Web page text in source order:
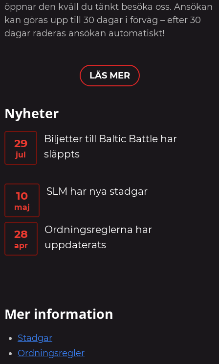
öppnar den kväll du tänkt besöka oss. Ansökan
kan göras upp till 30 dagar i förväg – efter 30
dagar raderas ansökan automatiskt!
LÄS MER
Nyheter
29
jul
Biljetter till Baltic Battle har
släppts
10
maj
SLM har nya stadgar
28
apr
Ordningsreglerna har
uppdaterats
Mer information
Stadgar
Ordningsregler